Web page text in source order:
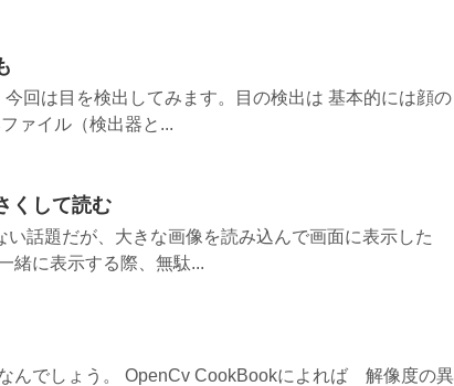
回は目を検出してみます。目の検出は 基本的には顔の
ァイル（検出器と...
くして読む
話題だが、大きな画像を読み込んで画面に表示した
緒に表示する際、無駄...
んでしょう。 OpenCv CookBookによれば 解像度の異